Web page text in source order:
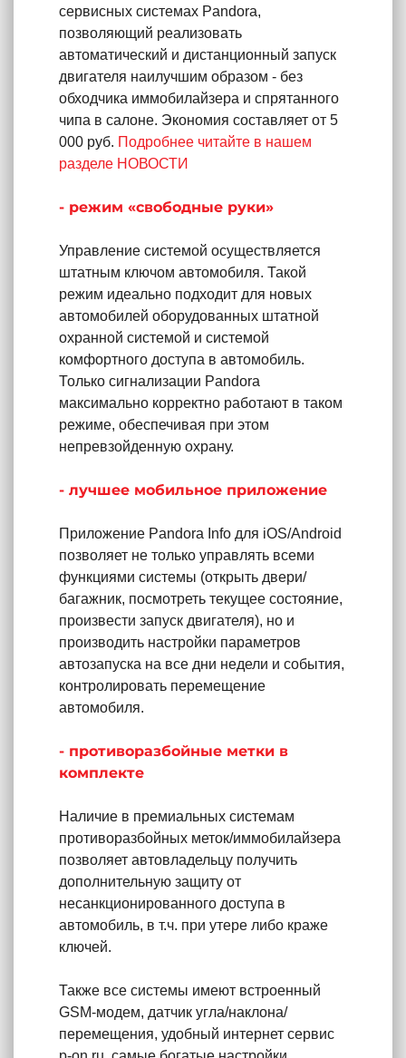
сервисных системах Pandora,
позволяющий реализовать
автоматический и дистанционный запуск
двигателя наилучшим образом - без
обходчика иммобилайзера и спрятанного
чипа в салоне. Экономия составляет от 5
000 руб. Подробнее читайте в нашем
разделе НОВОСТИ
- режим «свободные руки»
Управление системой осуществляется
штатным ключом автомобиля. Такой
режим идеально подходит для новых
автомобилей оборудованных штатной
охранной системой и системой
комфортного доступа в автомобиль.
Только сигнализации Pandora
максимально корректно работают в таком
режиме, обеспечивая при этом
непревзойденную охрану.
- лучшее мобильное приложение
Приложение Pandora Info для iOS/Android
позволяет не только управлять всеми
функциями системы (открыть двери/
багажник, посмотреть текущее состояние,
произвести запуск двигателя), но и
производить настройки параметров
автозапуска на все дни недели и события,
контролировать перемещение
автомобиля.
- противоразбойные метки в
комплекте
Наличие в премиальных системам
противоразбойных меток/иммобилайзера
позволяет автовладельцу получить
дополнительную защиту от
несанкционированного доступа в
автомобиль, в т.ч. при утере либо краже
ключей.
Также все системы имеют встроенный
GSM-модем, датчик угла/наклона/
перемещения, удобный интернет сервис